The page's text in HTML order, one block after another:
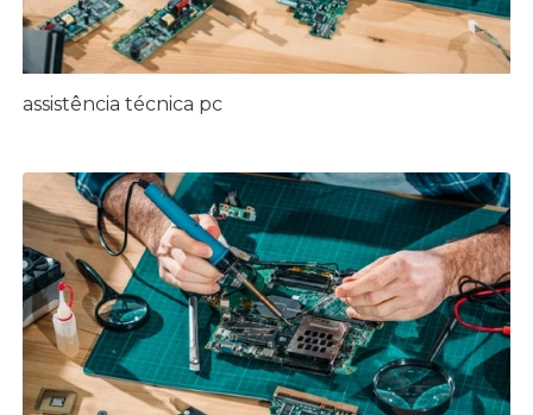
assistência técnica pc